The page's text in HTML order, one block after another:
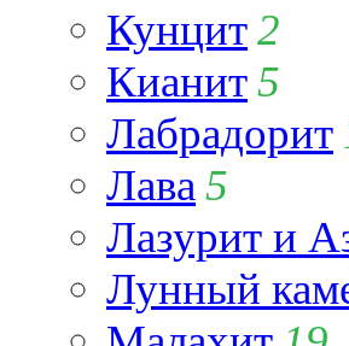
Кунцит2
Кианит5
Лабрадорит
Лава 5
Лазурит и
Лунный